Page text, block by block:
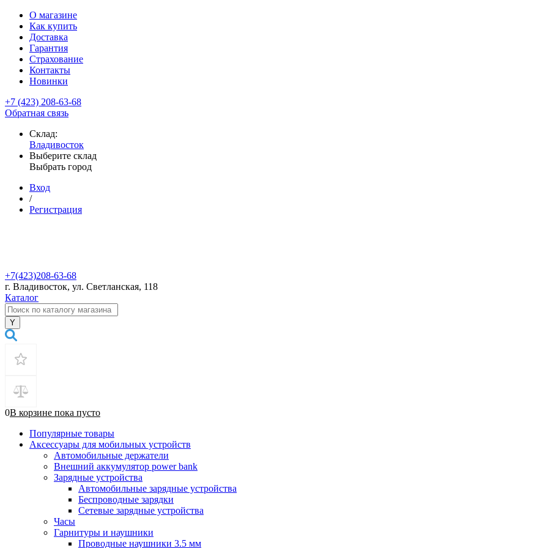
О магазине
Как купить
Доставка
Гарантия
Страхование
Контакты
Новинки
+7 (423) 208-63-68
Обратная связь
Склад:
Владивосток
Выберите склад
Выбрать город
Вход
/
Регистрация
+7(423)208-63-68
г. Владивосток, ул. Светланская, 118
Каталог
0В корзине пока пусто
Популярные товары
Аксессуары для мобильных устройств
Автомобильные держатели
Внешний аккумулятор power bank
Зарядные устройства
Автомобильные зарядные устройства
Беспроводные зарядки
Сетевые зарядные устройства
Часы
Гарнитуры и наушники
Проводные наушники 3.5 мм